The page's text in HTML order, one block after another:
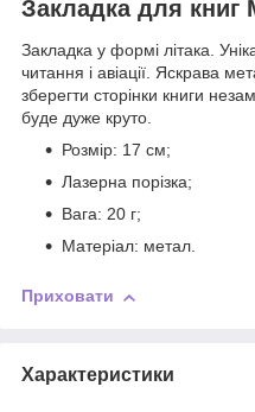
Закладка для книг
Закладка у формі літака.
читання і авіації. Яскрава
зберегти сторінки книги
буде дуже круто.
Розмір: 17 см;
Лазерна порізка;
Вага: 20 г;
Матеріал: метал.
Приховати
Характеристики